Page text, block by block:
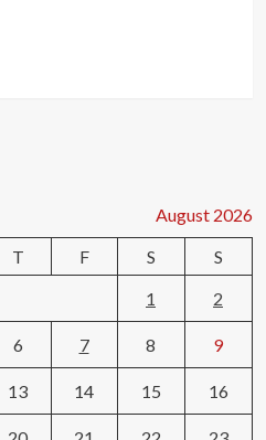
August 2026
T F S
S
1
2
6 7 8 9
13 14 15 16